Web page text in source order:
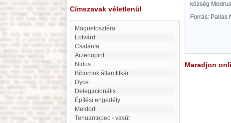
Címszavak véletlenül
magnetoszféra
Lotvárd
Csalánfa
Arzenopirit
Nidus
Bíbornok államtitkár
Dyce
delegacionális
Építési engedély
Meldorf
Tehuantepec - vasút
község
Forrás: Pallas
Maradjon